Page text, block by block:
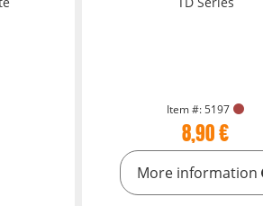
Item #: 5197
8,90 €
More information